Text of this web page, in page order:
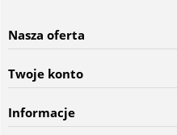
Nasza oferta
Twoje konto
Informacje